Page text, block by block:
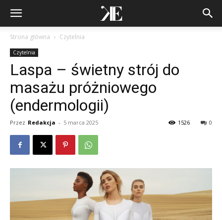
Strona główna Czytelnia
Czytelnia
Laspa – świetny strój do
masażu próżniowego
(endermologii)
Przez Redakcja - 5 marca 2025 0
1526